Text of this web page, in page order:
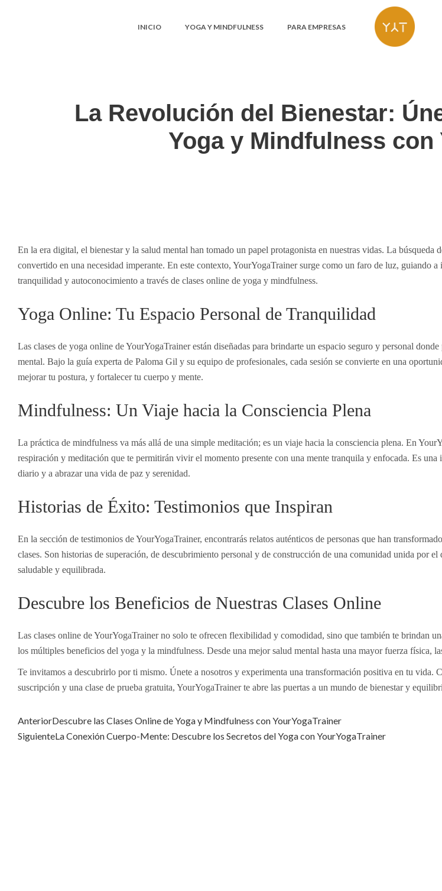
INICIO YOGA Y MINDFULNESS PARA EMPRESAS
La Revolución del Bienestar:
Yoga y Mindfulness con
En la era digital, el bienestar y la salud mental han tomado un papel protagonista en nuestras vidas. La búsqueda
convertido en una necesidad imperante. En este contexto, YourYogaTrainer surge como un faro de luz, guiando
tranquilidad y autoconocimiento a través de clases online de yoga y mindfulness.
Yoga Online: Tu Espacio Personal de Tranquilidad
Las clases de yoga online de YourYogaTrainer están diseñadas para brindarte un espacio seguro y personal
mental. Bajo la guía experta de Paloma Gil y su equipo de profesionales, cada sesión se convierte en una
mejorar tu postura, y fortalecer tu cuerpo y mente.
Mindfulness: Un Viaje hacia la Consciencia Plena
La práctica de mindfulness va más allá de una simple meditación; es un viaje hacia la consciencia plena. En
respiración y meditación que te permitirán vivir el momento presente con una mente tranquila y enfocada. Es una
diario y a abrazar una vida de paz y serenidad.
Historias de Éxito: Testimonios que Inspiran
En la sección de testimonios de YourYogaTrainer, encontrarás relatos auténticos de personas que han
clases. Son historias de superación, de descubrimiento personal y de construcción de una comunidad unida por
saludable y equilibrada.
Descubre los Beneficios de Nuestras Clases Online
Las clases online de YourYogaTrainer no solo te ofrecen flexibilidad y comodidad, sino que también te brindan
los múltiples beneficios del yoga y la mindfulness. Desde una mejor salud mental hasta una mayor fuerza física,
Te invitamos a descubrirlo por ti mismo. Únete a nosotros y experimenta una transformación positiva en tu vida.
suscripción y una clase de prueba gratuita, YourYogaTrainer te abre las puertas a un mundo de bienestar y
AnteriorDescubre las Clases Online de Yoga y Mindfulness con YourYogaTrainer
SiguienteLa Conexión Cuerpo-Mente: Descubre los Secretos del Yoga con YourYogaTrainer